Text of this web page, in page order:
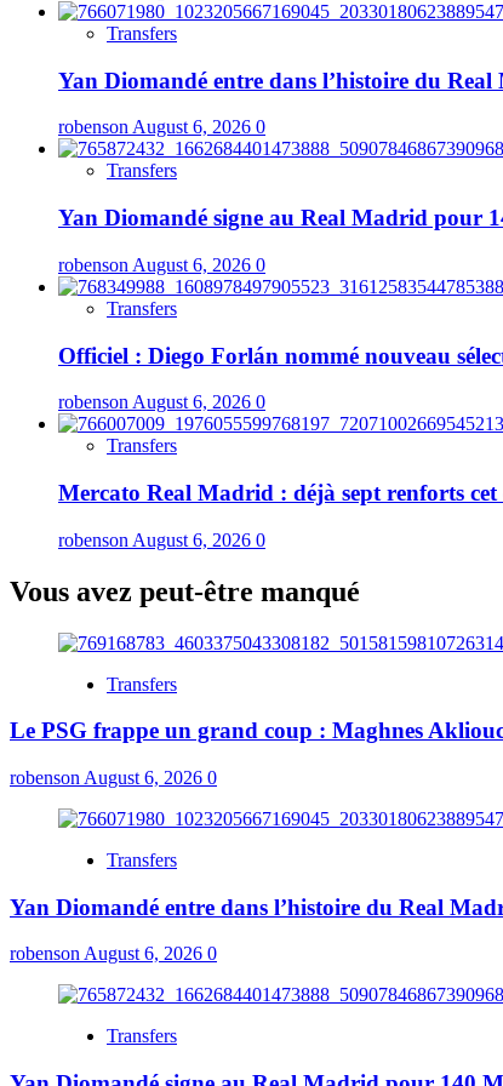
Transfers
Yan Diomandé entre dans l’histoire du
robenson August 6, 2026 0
Transfers
Yan Diomandé signe au Real Madrid pour
robenson August 6, 2026 0
Transfers
Officiel : Diego Forlán nommé nouveau
robenson August 6, 2026 0
Transfers
Mercato Real Madrid : déjà sept renforts
robenson August 6, 2026 0
Vous avez peut-être manqué
Transfers
Le PSG frappe un grand coup : Maghnes
robenson August 6, 2026 0
Transfers
Yan Diomandé entre dans l’histoire du Real
robenson August 6, 2026 0
Transfers